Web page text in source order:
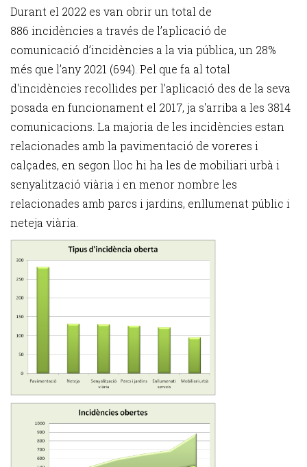
Durant el 2022 es van obrir un total de
886 incidències a través de l’aplicació de
comunicació d’incidències a la via pública, un 28%
més que l’any 2021 (694). Pel que fa al total
d'incidències recollides per l'aplicació des de la seva
posada en funcionament el 2017, ja s'arriba a les 3814
comunicacions. La majoria de les incidències estan
relacionades amb la pavimentació de voreres i
calçades, en segon lloc hi ha les de mobiliari urbà i
senyalització viària i en menor nombre les
relacionades amb parcs i jardins, enllumenat públic i
neteja viària.